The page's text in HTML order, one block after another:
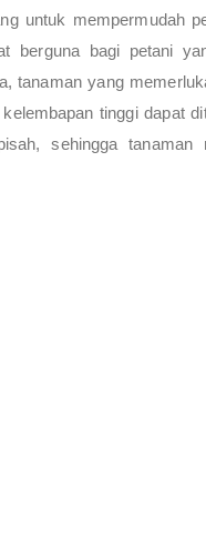
untuk mempermudah
berguna bagi petani
tanaman yang
tinggi dapat
sehingga tanaman